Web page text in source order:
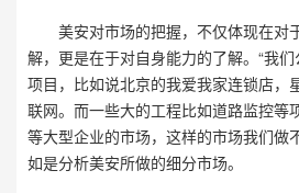
美安对市场的把握，不仅体现在对
解，更是在于对自身能力的了解。“我
项目，比如说北京的我爱我家连锁店，
联网。而一些大的工程比如道路监控等
等大型企业的市场，这样的市场我们做
如是分析美安所做的细分市场。